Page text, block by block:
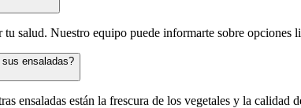
salud. Nuestro equipo puede informarte sobre opciones
ensaladas?
ensaladas están la frescura de los vegetales y la